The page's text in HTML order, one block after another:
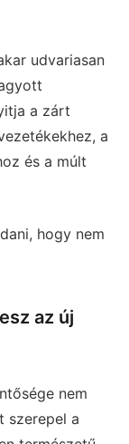
udvariasan
a zárt
a
és a múlt
hogy nem
az új
nem
szerepel a